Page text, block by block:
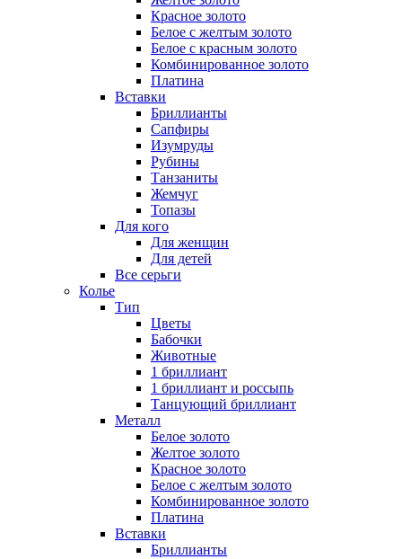
Красное золото
Белое с желтым золото
Белое с красным золото
Комбинированное золото
Платина
Вставки
Бриллианты
Сапфиры
Изумруды
Рубины
Танзаниты
Жемчуг
Топазы
Для кого
Для женщин
Для детей
Все серьги
Колье
Тип
Цветы
Бабочки
Животные
1 бриллиант
1 бриллиант и россыпь
Танцующий бриллиант
Металл
Белое золото
Желтое золото
Красное золото
Белое с желтым золото
Комбинированное золото
Платина
Вставки
Бриллианты